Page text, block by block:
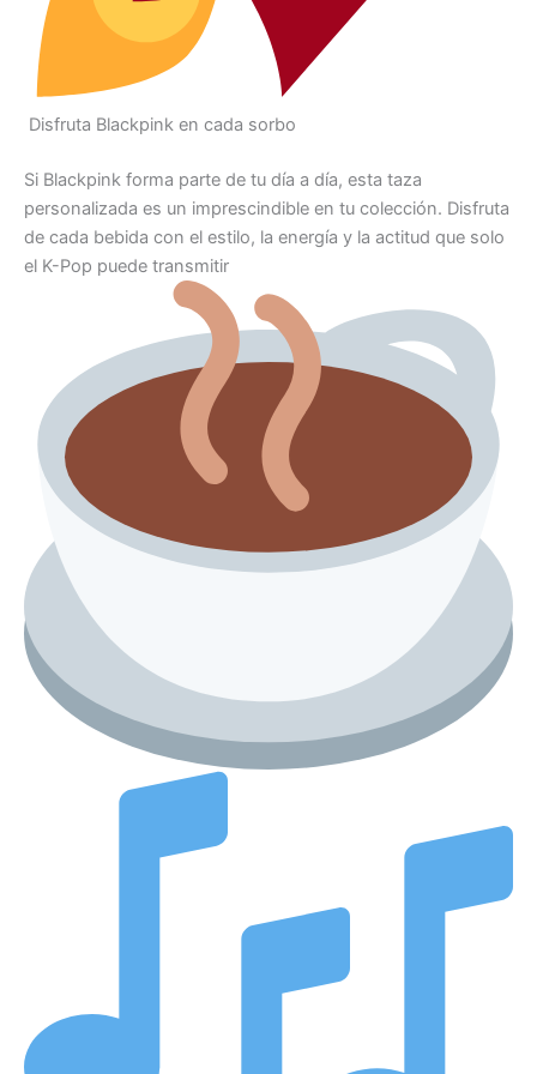
Disfruta Blackpink en cada sorbo
Si Blackpink forma parte de tu día a día, esta taza
personalizada es un imprescindible en tu colección. Disfruta
de cada bebida con el estilo, la energía y la actitud que solo
el K-Pop puede transmitir